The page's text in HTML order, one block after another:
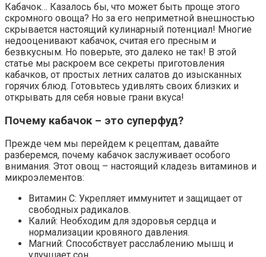
Кабачок… Казалось бы, что может быть проще этого
скромного овоща? Но за его неприметной внешностью
скрывается настоящий кулинарный потенциал! Многие
недооценивают кабачок, считая его пресным и
безвкусным. Но поверьте, это далеко не так! В этой
статье мы раскроем все секреты приготовления
кабачков, от простых летних салатов до изысканных
горячих блюд. Готовьтесь удивлять своих близких и
открывать для себя новые грани вкуса!
Почему кабачок – это суперфуд?
Прежде чем мы перейдем к рецептам, давайте
разберемся, почему кабачок заслуживает особого
внимания. Этот овощ – настоящий кладезь витаминов и
микроэлементов:
Витамин C: Укрепляет иммунитет и защищает от
свободных радикалов.
Калий: Необходим для здоровья сердца и
нормализации кровяного давления.
Магний: Способствует расслаблению мышц и